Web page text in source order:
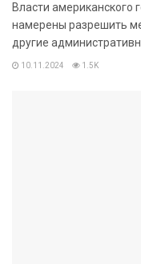
Власти американского
намерены разрешить
другие
10.11.2024 1.5K